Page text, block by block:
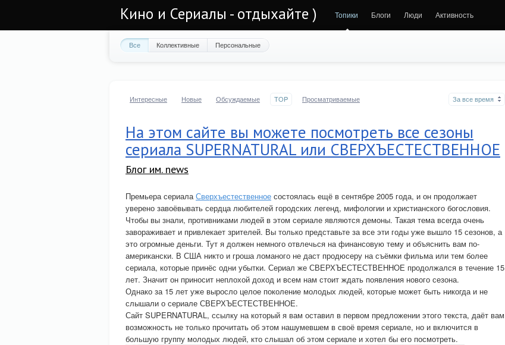
Кино и Сериалы - отдыхайте ) Топики Блоги Люди Активность
Все Коллективные Персональные
Интересные Новые Обсуждаемые TOP Просматриваемые За все время
На этом сайте вы можете посмотреть все сезоны
сериала SUPERNATURAL или СВЕРХЪЕСТЕСТВЕННОЕ
Блог им. news
Премьера сериалаСверхъестественное состоялась ещё в сентябре 2005 года, и он продолжает
уверено завоёвывать сердца любителей городских легенд, мифологии и христианского богословия.
Чтобы вы знали, противниками людей в этом сериале являются демоны. Такая тема всегда очень
завораживает и привлекает зрителей. Вы только представьте за все эти годы уже вышло 15 сезонов, а
это огромные деньги. Тут я должен немного отвлечься на финансовую тему и объяснить вам по-
американски. В США никто и гроша ломаного не даст продюсеру на съёмки фильма или тем более
сериала, которые принёс одни убытки. Сериал же СВЕРХЪЕСТЕСТВЕННОЕ продолжался в течение 15
лет. Значит он приносит неплохой доход и всем нам стоит ждать появления нового сезона.
Однако за 15 лет уже выросло целое поколение молодых людей, которые может быть никогда и не
слышали о сериале СВЕРХЪЕСТЕСТВЕННОЕ.
Сайт SUPERNATURAL, ссылку на который я вам оставил в первом предложении этого текста, даёт вам
возможность не только прочитать об этом нашумевшем в своё время сериале, но и включится в
большую группу молодых людей, кто слышал об этом сериале и хотел бы его посмотреть.